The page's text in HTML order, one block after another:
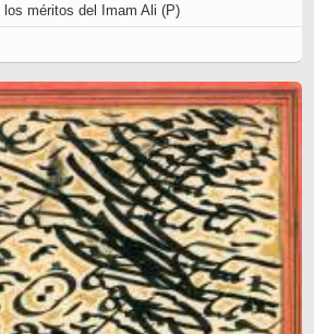
méritos del Imam Ali (P)